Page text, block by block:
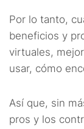
Por lo tanto,
beneficios y
virtuales,
usar, cómo
Así que, sin
pros y los